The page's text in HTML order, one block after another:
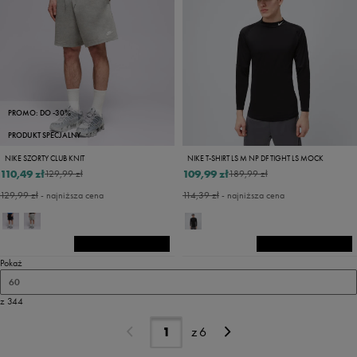
PROMO: DO -30%
PRODUKT SPECJALNY
NIKE SZORTY CLUB KNIT
129,99 zł
110,49 zł
129,99 zł- najniższa cena
NIKE T-SHIRT LS M NP DF TIGHT LS MOCK
189,99 zł
109,99 zł
114,39 zł- najniższa cena
Pokaż
60
z 344
z6